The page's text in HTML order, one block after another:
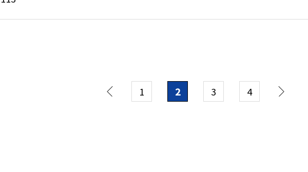
1 2 3 4